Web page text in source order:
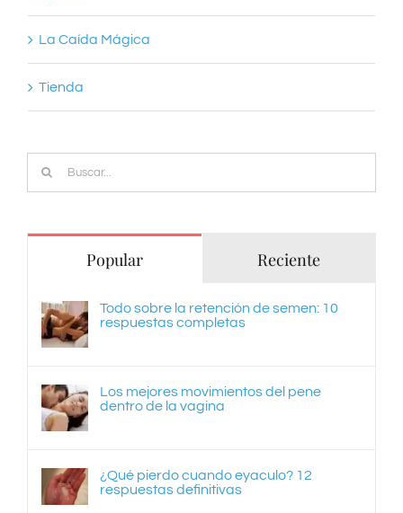
La Caída Mágica
Tienda
Buscar:
Popular Reciente
Todo sobre la retención de semen: 10
respuestas completas
Los mejores movimientos del pene
dentro de la vagina
¿Qué pierdo cuando eyaculo? 12
respuestas definitivas